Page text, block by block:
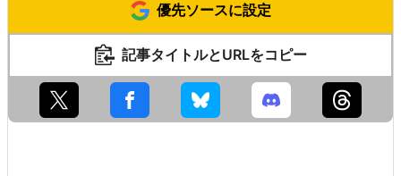
優先ソースに設定
記事タイトルとURLをコピー